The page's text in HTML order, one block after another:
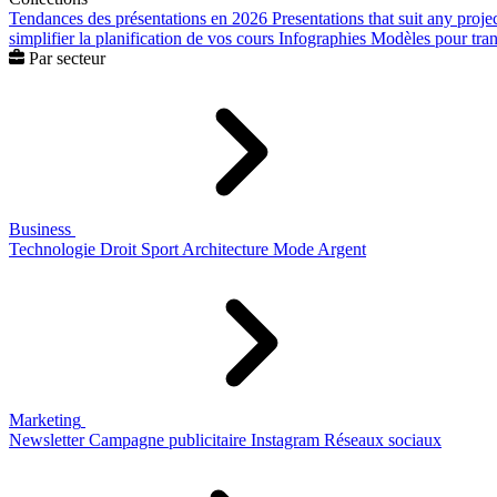
Tendances des présentations en 2026 Presentations that suit any
simplifier la planification de vos cours Infographies Modèles pour
Par secteur
Business
Technologie Droit Sport Architecture Mode Argent
Marketing
Newsletter Campagne publicitaire Instagram Réseaux sociaux